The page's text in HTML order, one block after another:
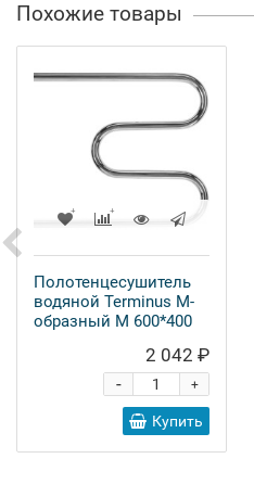
Похожие товары
Полотенцесушитель
водяной Terminus M-
образный М 600*400
2 042 ₽
+
-
Купить